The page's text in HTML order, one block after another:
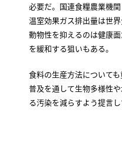
必要だ。国連食糧農業機
温室効果ガス排出量は世
動物性を抑えるのは健康
を緩和する狙いもある。
食料の生産方法について
普及を通して生物多様性
る汚染を減らすよう提言し